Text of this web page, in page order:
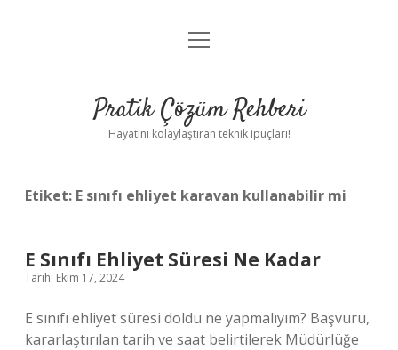
Anasayfa
Yasal Uyarı
menüyü
Pratik Çözüm Rehberi
Hayatını kolaylaştıran teknik ipuçları!
Etiket: E sınıfı ehliyet karavan kullanabilir mi
E Sınıfı Ehliyet Süresi Ne Kadar
Tarih: Ekim 17, 2024
E sınıfı ehliyet süresi doldu ne yapmalıyım? Başvuru,
kararlaştırılan tarih ve saat belirtilerek Müdürlüğe